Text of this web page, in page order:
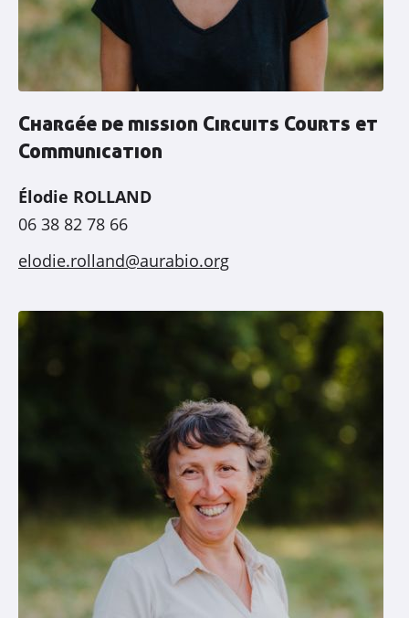
Chargée de mission Circuits Courts et
Communication
Élodie ROLLAND
06 38 82 78 66
elodie.rolland@aurabio.org